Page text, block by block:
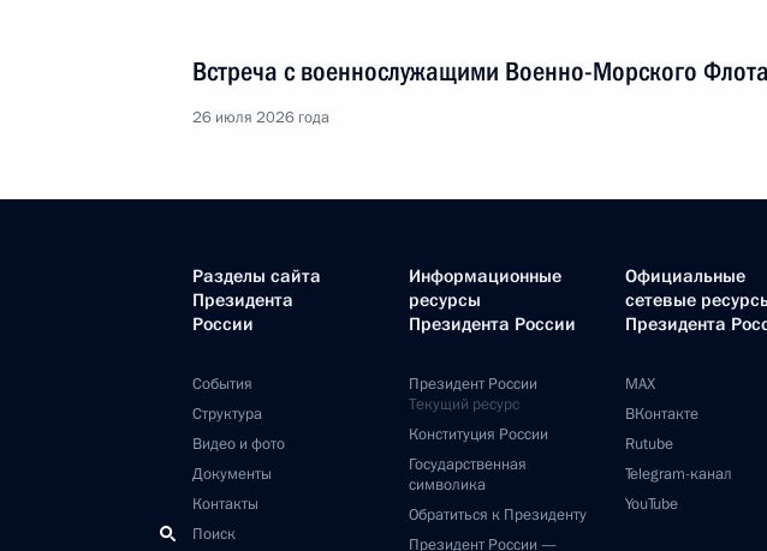
Встреча с военнослужащими Военно-Морского Флота
26 июля 2026 года
Разделы сайта
Президента
России
События
Структура
Видео и фото
Документы
Контакты
Поиск
Информационные
ресурсы
Президента России
Президент России
Текущий ресурс
Конституция России
Государственная
символика
Обратиться к Президенту
Президент России —
Официальные
сетевые
Президента
MAX
ВКонтакте
Rutube
Telegram-канал
YouTube